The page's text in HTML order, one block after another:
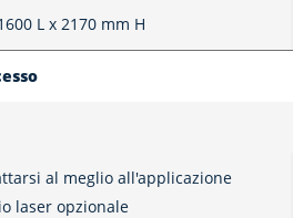
L x 2170 mm H
al meglio all'applicazione
laser opzionale